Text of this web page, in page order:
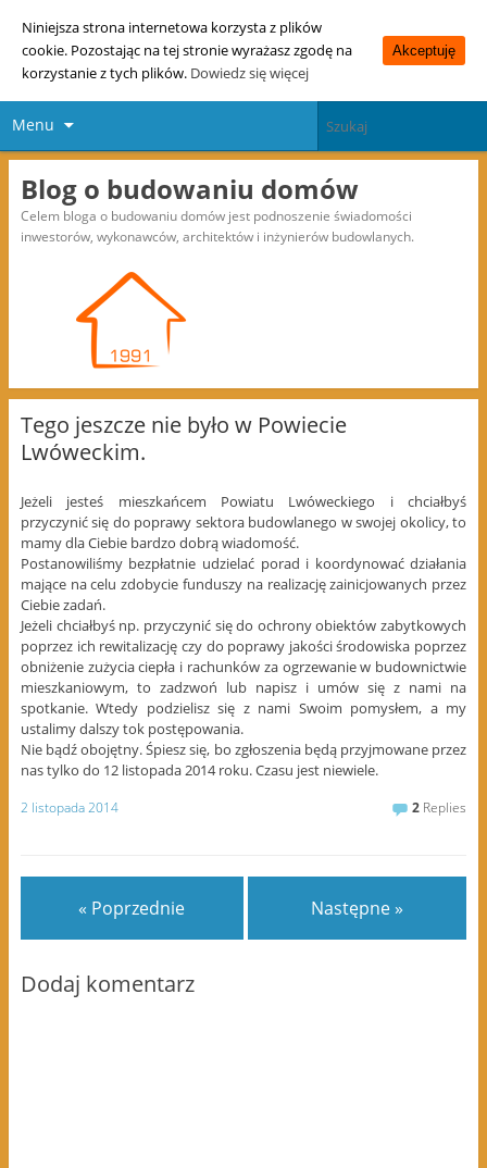
Menu
Blog o budowaniu domów
Celem bloga o budowaniu domów jest podnoszenie świadomości
inwestorów, wykonawców, architektów i inżynierów budowlanych.
Tego jeszcze nie było w Powiecie
Lwóweckim.
Jeżeli jesteś mieszkańcem Powiatu Lwóweckiego i chciałbyś
przyczynić się do poprawy sektora budowlanego w swojej okolicy, to
mamy dla Ciebie bardzo dobrą wiadomość.
Postanowiliśmy bezpłatnie udzielać porad i koordynować działania
mające na celu zdobycie funduszy na realizację zainicjowanych przez
Ciebie zadań.
Jeżeli chciałbyś np. przyczynić się do ochrony obiektów zabytkowych
poprzez ich rewitalizację czy do poprawy jakości środowiska poprzez
obniżenie zużycia ciepła i rachunków za ogrzewanie w budownictwie
mieszkaniowym, to zadzwoń lub napisz i umów się z nami na
spotkanie. Wtedy podzielisz się z nami Swoim pomysłem, a my
ustalimy dalszy tok postępowania.
Nie bądź obojętny. Śpiesz się, bo zgłoszenia będą przyjmowane przez
nas tylko do 12 listopada 2014 roku. Czasu jest niewiele.
2 listopada 2014 2 Replies
« Poprzednie Następne »
Dodaj komentarz
Niniejsza strona internetowa korzysta z plików
cookie. Pozostając na tej stronie wyrażasz zgodę na
korzystanie z tych plików. Dowiedz się więcej
Akceptuję